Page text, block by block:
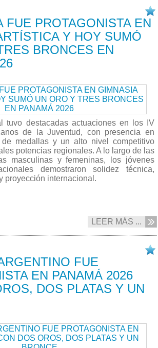
FUE PROTAGONISTA EN
Y HOY SUMÓ
BRONCES EN
tuvo destacadas actuaciones en los IV
de la Juventud, con presencia en
de medallas y un alto nivel competitivo
potencias regionales. A lo largo de las
masculinas y femeninas, los jóvenes
demostraron solidez técnica,
proyección internacional.
LEER MÁS ...
FUE
EN PANAMÁ 2026
DOS PLATAS Y UN